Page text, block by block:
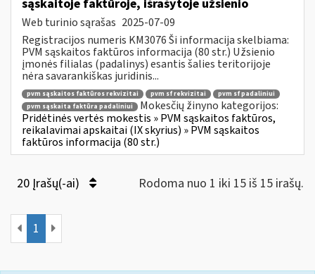
sąskaitoje faktūroje, išrašytoje užsienio
Web turinio sąrašas 2025-07-09
Registracijos numeris KM3076 Ši informacija skelbiama:
PVM sąskaitos faktūros informacija (80 str.) Užsienio
įmonės filialas (padalinys) esantis šalies teritorijoje
nėra savarankiškas juridinis...
pvm sąskaitos faktūros rekvizitai pvm sf rekvizitai
pvm sf padaliniui
pvm sąskaita faktūra padaliniui
Mokesčių žinyno kategorijos:
Pridėtinės vertės mokestis » PVM sąskaitos faktūros,
reikalavimai apskaitai (IX skyrius) » PVM sąskaitos
faktūros informacija (80 str.)
20 Įrašų(-ai) Rodoma nuo 1 iki 15 iš 15 irašų.
1